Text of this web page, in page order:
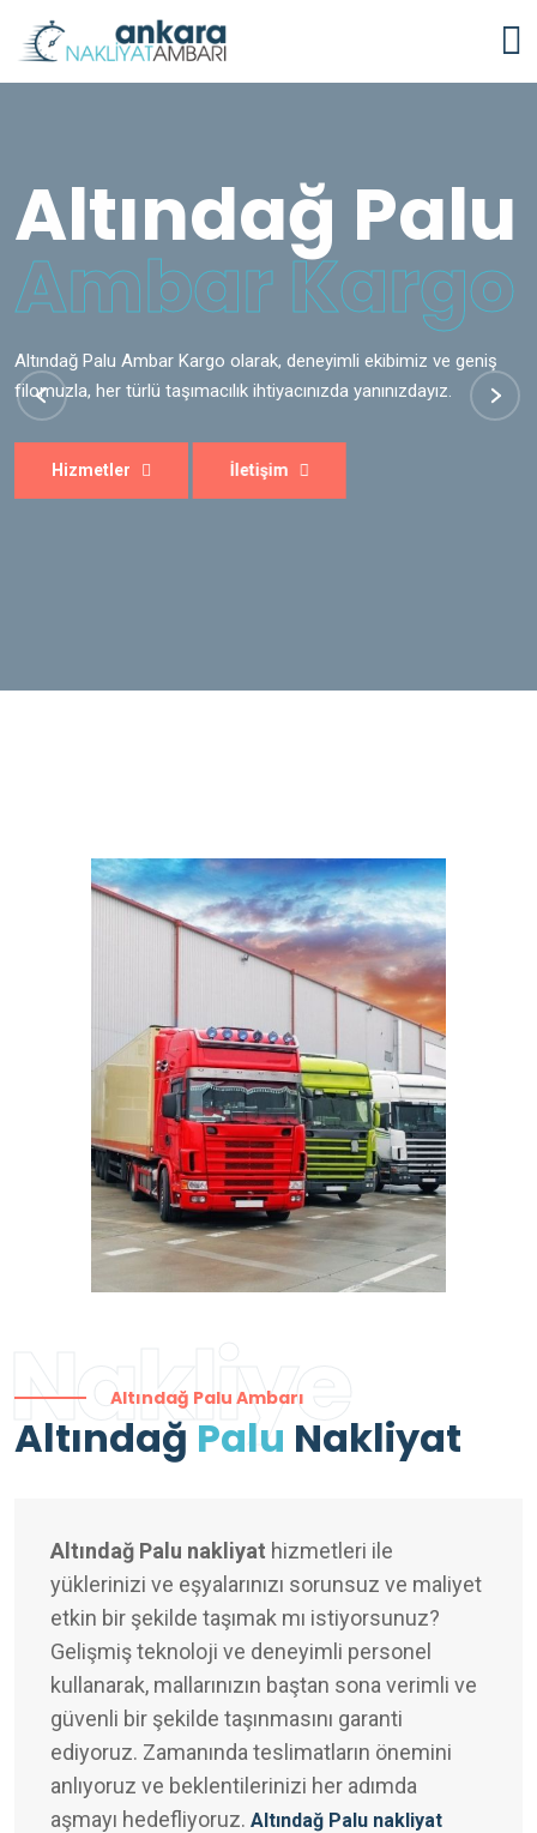
Nakliye
Altındağ Palu Ambarı
Altındağ Palu Nakliyat
Altındağ Palu nakliyat hizmetleri ile
yüklerinizi ve eşyalarınızı sorunsuz ve maliyet
etkin bir şekilde taşımak mı istiyorsunuz?
Gelişmiş teknoloji ve deneyimli personel
kullanarak, mallarınızın baştan sona verimli ve
güvenli bir şekilde taşınmasını garanti
ediyoruz. Zamanında teslimatların önemini
anlıyoruz ve beklentilerinizi her adımda
aşmayı hedefliyoruz. Altındağ Palu nakliyat